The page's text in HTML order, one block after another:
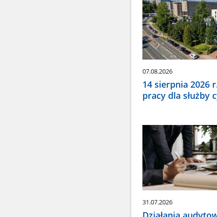
wybrać
odpowiednią
pozycję.
Dane
zaktualizują
się
07.08.2026
14 sierpnia 2026
pracy dla służby
31.07.2026